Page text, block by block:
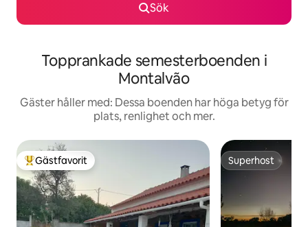
Sök
Topprankade semesterboenden i
Montalvão
Gäster håller med: Dessa boenden har höga betyg för
plats, renlighet och mer.
Populär gästfavorit
Gästfavorit Superhost
Superhost